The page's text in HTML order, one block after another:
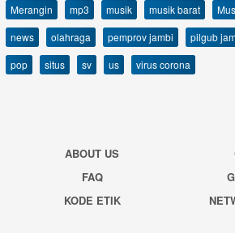
Merangin
mp3 musik musik barat
news
olahraga pemprov jambi pilgub
pop
situs sv us virus corona
ABOUT US
FAQ
KODE ETIK